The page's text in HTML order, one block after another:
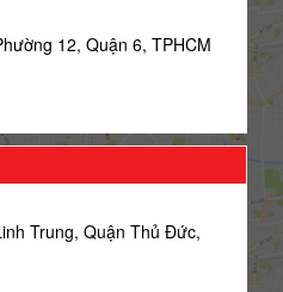
12, Quận 6, TPHCM
Trung, Quận Thủ Đức,